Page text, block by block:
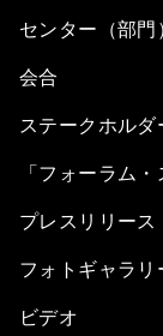
センター（部門
会合
ステークホル
「フォーラム・
プレスリリース
フォトギャラリ
ビデオ